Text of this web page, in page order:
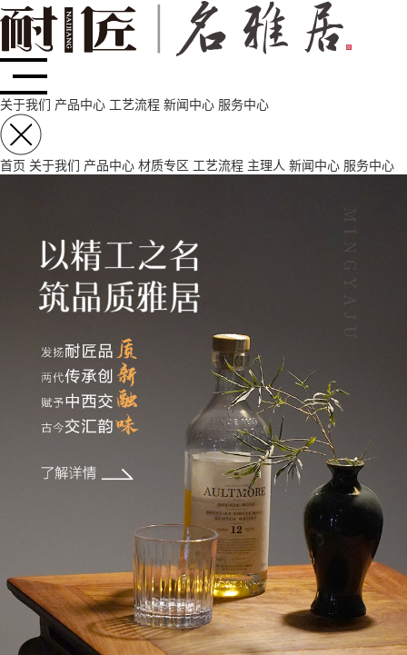
关于我们 产品中心 工艺流程 新闻中心 服务中心
首页 关于我们 产品中心 材质专区 工艺流程 主理人 新闻中心 服务中心